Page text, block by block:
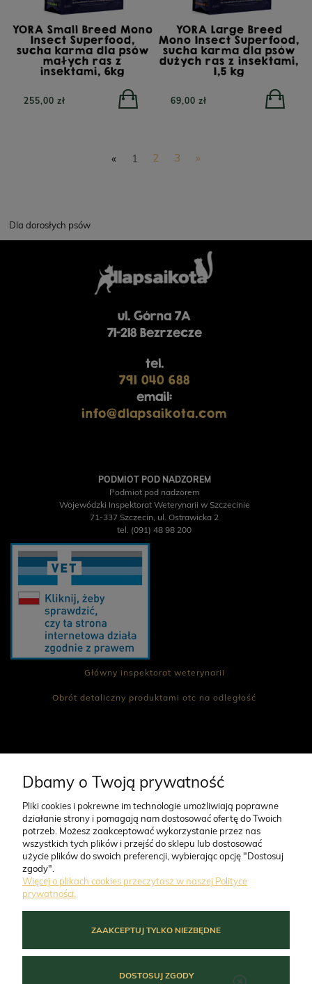
YORA Small Breed Mono
Insect Superfood,
sucha karma dla psów
małych ras z
insektami, 6kg
255,00 zł
YORA Large Breed
Mono Insect Superfood,
sucha karma dla psów
dużych ras z insektami,
1,5 kg
69,00 zł
« 1 2 3 »
Dla dorosłych psów
ul. Górna 7A
71-218 Bezrzecze
tel.
791 040 688
email:
info@dlapsaikota.com
PODMIOT POD NADZOREM
Podmiot pod nadzorem
Wojewódzki Inspektorat Weterynarii w Szczecinie
71-337 Szczecin, ul. Ostrawicka 2
tel. (091) 48 98 200
Główny inspektorat weterynarii
Obrót detaliczny produktami otc na odległość
CO NAS WYRÓŻNIA
O FIRMIE
MOJE KONTO
Dbamy o Twoją prywatność
Pliki cookies i pokrewne im technologie umożliwiają poprawne
działanie strony i pomagają nam dostosować ofertę do Twoich
potrzeb. Możesz zaakceptować wykorzystanie przez nas
wszystkich tych plików i przejść do sklepu lub dostosować
użycie plików do swoich preferencji, wybierając opcję "Dostosuj
zgody".
Więcej o plikach cookies przeczytasz w naszej Polityce
prywatności.
ZAAKCEPTUJ TYLKO NIEZBĘDNE
DOSTOSUJ ZGODY